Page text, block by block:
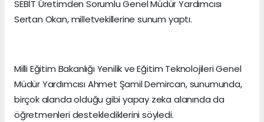
SEBİT Üretimden Sorumlu Genel Müdür Yardımcısı
Sertan Okan, milletvekillerine sunum yaptı.
Milli Eğitim Bakanlığı Yenilik ve Eğitim Teknolojileri Genel
Müdür Yardımcısı Ahmet Şamil Demircan, sunumunda,
birçok alanda olduğu gibi yapay zeka alanında da
öğretmenleri desteklediklerini söyledi.